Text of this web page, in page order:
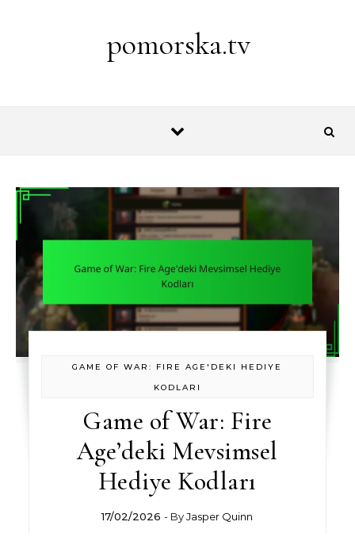
pomorska.tv
GAME OF WAR: FIRE AGE'DEKI HEDIYE
KODLARI
Game of War: Fire
Age’deki Mevsimsel
Hediye Kodları
17/02/2026 - ByJasper Quinn